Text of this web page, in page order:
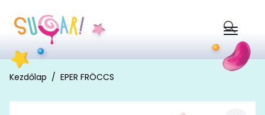
Search
for:
Kezdőlap EPER FRÖCCS